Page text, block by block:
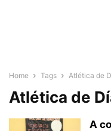
Home Tags Atlética de
Atlética de
A